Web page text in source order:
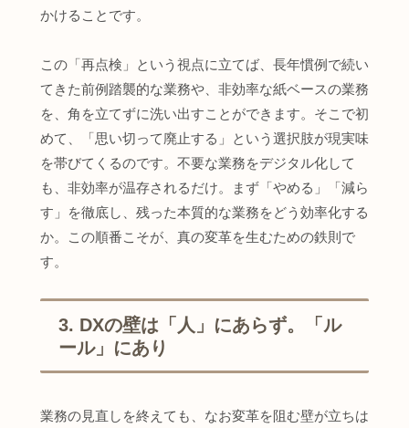
かけることです。
この「再点検」という視点に立てば、長年慣例で続い
てきた前例踏襲的な業務や、非効率な紙ベースの業務
を、角を立てずに洗い出すことができます。そこで初
めて、「思い切って廃止する」という選択肢が現実味
を帯びてくるのです。不要な業務をデジタル化して
も、非効率が温存されるだけ。まず「やめる」「減ら
す」を徹底し、残った本質的な業務をどう効率化する
か。この順番こそが、真の変革を生むための鉄則で
す。
3. DXの壁は「人」にあらず。「ル
ール」にあり
業務の見直しを終えても、なお変革を阻む壁が立ちは